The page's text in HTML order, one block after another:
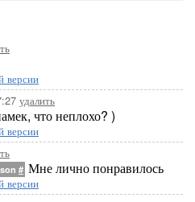
версии
удалить
что неплохо? )
версии
# Мне лично понравилось
версии